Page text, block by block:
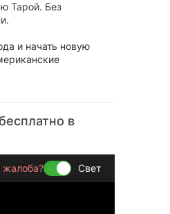
Тарой. Без
и начать новую
в
жалоба? Свет